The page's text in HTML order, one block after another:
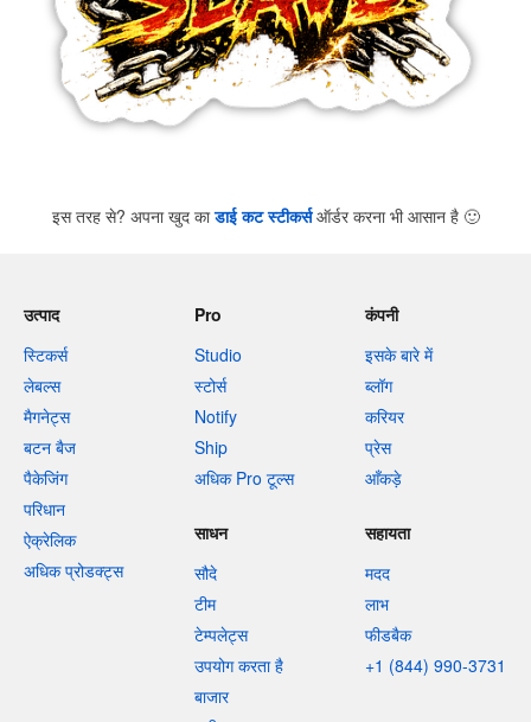
इस तरह से? अपना खुद काडाई कट स्टीकर्सऑर्डर करना भी आसान है 🙂
उत्पाद
स्टिकर्स
लेबल्स
मैगनेट्स
बटन बैज
पैकेजिंग
परिधान
ऐक्रेलिक
अधिक प्रोडक्ट्स
Pro
Studio
स्टोर्स
Notify
Ship
अधिक Pro टूल्स
कंपनी
इसके बारे में
ब्लॉग
करियर
प्रेस
आँकड़े
साधन
सौदे
टीम
टेम्पलेट्स
उपयोग करता है
बाजार
सहायता
मदद
लाभ
फीडबैक
+1 (844) 990-3731